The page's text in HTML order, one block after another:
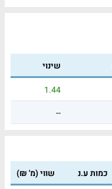
שינוי
1.44
--
כמות ע.נ
שווי (מ' ₪)